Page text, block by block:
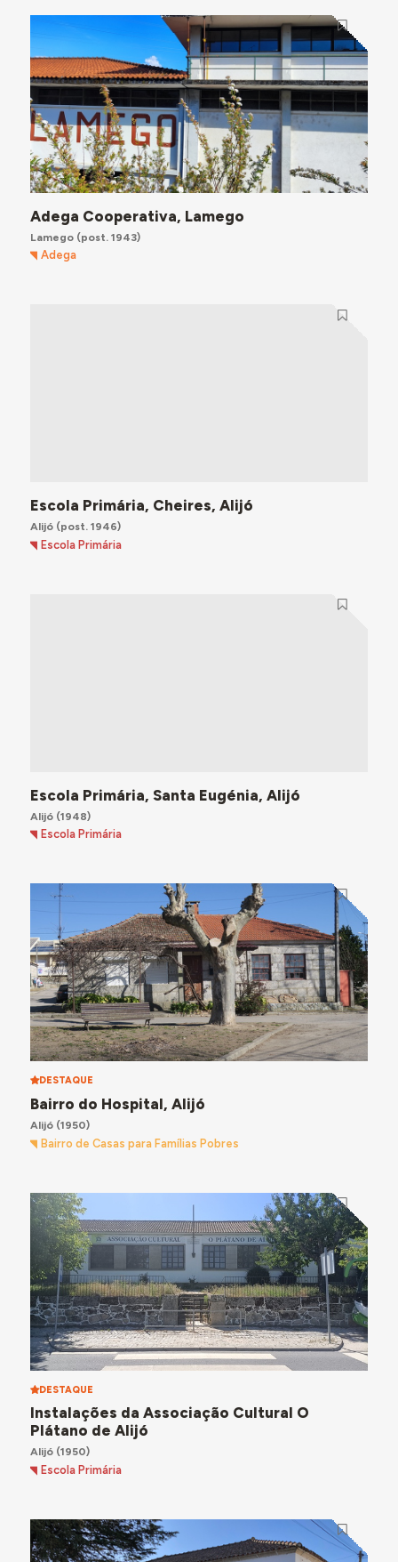
Adega Cooperativa, Lamego
Lamego(post. 1943)
Adega
Escola Primária, Cheires, Alijó
Alijó(post. 1946)
Escola Primária
Escola Primária, Santa Eugénia, Alijó
Alijó(1948)
Escola Primária
DESTAQUE
Bairro do Hospital, Alijó
Alijó(1950)
Bairro de Casas para Famílias Pobres
DESTAQUE
Instalações da Associação Cultural O
Plátano de Alijó
Alijó(1950)
Escola Primária